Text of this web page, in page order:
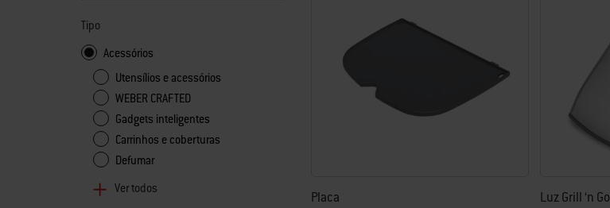
Tipo
Acessórios
Utensílios e acessórios
WEBER CRAFTED
Gadgets inteligentes
Carrinhos e coberturas
Defumar
Ver todos
Placa Luz Grill ‘n Go